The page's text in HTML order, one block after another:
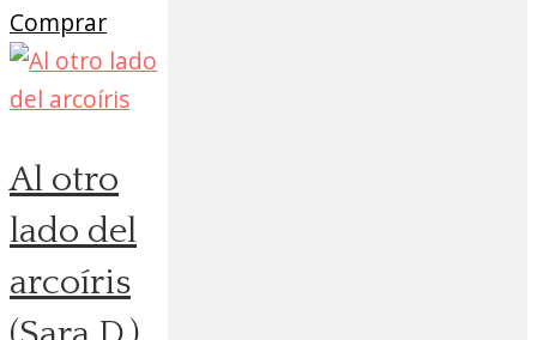
Comprar
Al otro
lado del
arcoíris